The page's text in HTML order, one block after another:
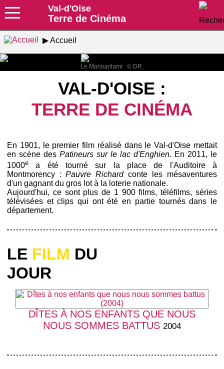
Val-d'Oise
Terre de Cinéma
Accueil
Le Marsupilami © DR.
VAL-D'OISE :
TERRE DE CINÉMA
En 1901, le premier film réalisé dans le Val-d'Oise mettait
en scène des Patineurs sur le lac d'Enghien. En 2011, le
1000e a été tourné sur la place de l'Auditoire à
Montmorency : Pauvre Richardconte les mésaventures
d'un gagnant du gros lot à la loterie nationale.
Aujourd'hui, ce sont plus de 1 900 films, téléfilms, séries
télévisées et clips qui ont été en partie tournés dans le
département.
LE FILM DU
JOUR
DÎTES À NOS ENFANTS QUE NOUS
NOUS SOMMES BATTUS 2004